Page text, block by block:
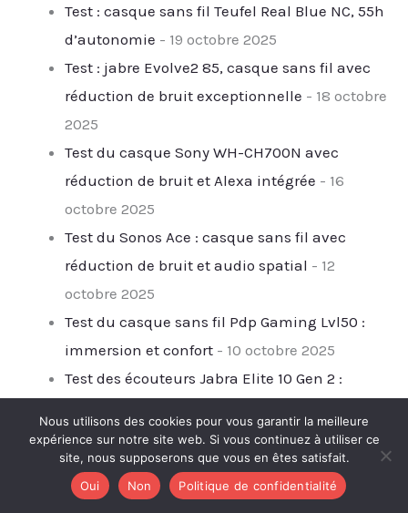
Test : casque sans fil Teufel Real Blue NC, 55h
d’autonomie - 19 octobre 2025
Test : jabre Evolve2 85, casque sans fil avec
réduction de bruit exceptionnelle - 18 octobre
2025
Test du casque Sony WH-CH700N avec
réduction de bruit et Alexa intégrée - 16
octobre 2025
Test du Sonos Ace : casque sans fil avec
réduction de bruit et audio spatial - 12
octobre 2025
Test du casque sans fil Pdp Gaming Lvl50 :
immersion et confort - 10 octobre 2025
Test des écouteurs Jabra Elite 10 Gen 2 :
octobre 2025
Test : jBL Tour One M3, le casque Bluetooth à
réduction de bruit adaptative- 29 septembre
Nous utilisons des cookies pour vous garantir la meilleure
expérience sur notre site web. Si vous continuez à utiliser ce
site, nous supposerons que vous en êtes satisfait.
Oui
Non Politique de confidentialité